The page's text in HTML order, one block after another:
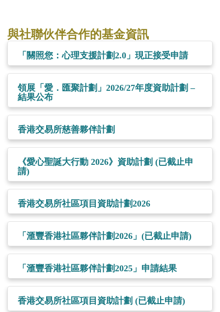
與社聯伙伴合作的基金資訊
「關照您：心理支援計劃2.0」現正接受申請
領展「愛．匯聚計劃」2026/27年度資助計劃 –
結果公布
香港交易所慈善夥伴計劃
《愛心聖誕大行動 2026》資助計劃 (已截止申
請)
香港交易所社區項目資助計劃2026
「滙豐香港社區夥伴計劃2026」(已截止申請)
「滙豐香港社區夥伴計劃2025」申請結果
香港交易所社區項目資助計劃 (已截止申請)